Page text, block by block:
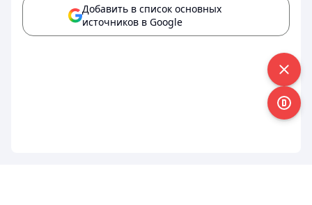
Добавить в список основных
источников в Google